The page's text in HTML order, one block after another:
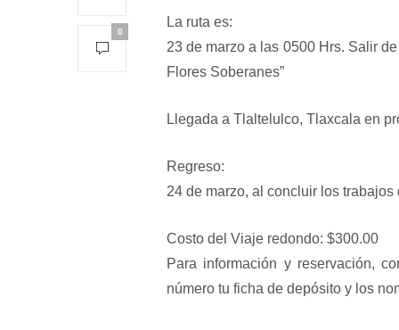
0
La ruta es:
23 de marzo a las 0500 Hrs. Salir
Flores Soberanes”
Llegada a Tlaltelulco, Tlaxcala en
Regreso:
24 de marzo, al concluir los
Costo del Viaje redondo: $300.00
Para información y reservación,
número tu ficha de depósito y los